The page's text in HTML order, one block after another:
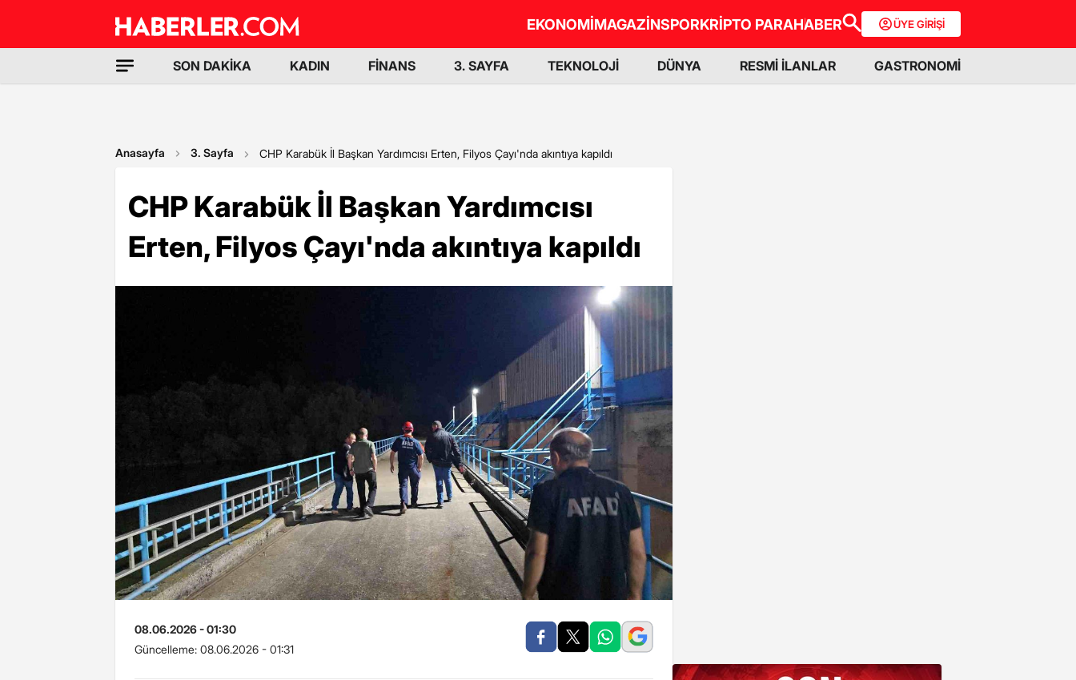
EKONOMİMAGAZİNSPORKRİPTO PARAHABER ÜYE GİRİŞİ
SON DAKİKA KADIN FİNANS 3. SAYFA TEKNOLOJİ DÜNYA RESMİ İLANLAR GASTRONOMİ
Anasayfa 3. Sayfa CHP Karabük İl Başkan Yardımcısı Erten, Filyos Çayı'nda akıntıya kapıldı
CHP Karabük İl Başkan Yardımcısı
Erten, Filyos Çayı'nda akıntıya kapıldı
08.06.2026 - 01:30
Güncelleme: 08.06.2026 - 01:31